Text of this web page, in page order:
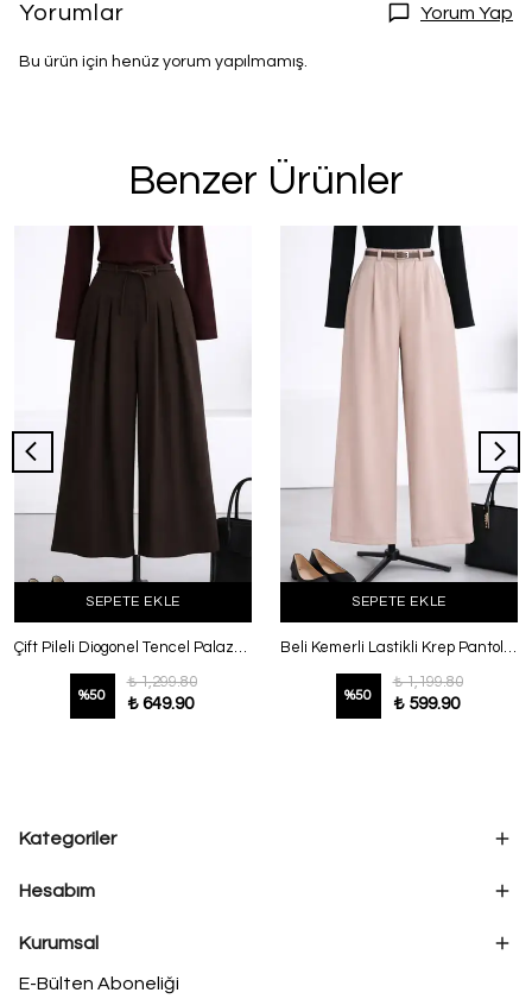
Yorumlar Yorum Yap
Bu ürün için henüz yorum yapılmamış.
Benzer Ürünler
SEPETE EKLE
Çift Pileli Diogonel Tencel Palazzo Pantolon Koyu Kahve
%50
₺ 1,299.80
₺ 649.90
SEPETE EKLE
Beli Kemerli Lastikli Krep Pantolon Koyu Bej
%50
₺ 1,199.80
₺ 599.90
Kategoriler
Hesabım
Kurumsal
E-Bülten Aboneliği